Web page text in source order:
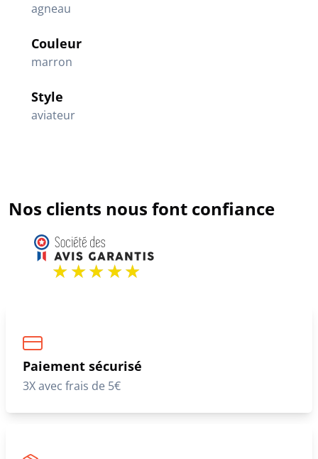
agneau
Couleur
marron
Style
aviateur
Nos clients nous font confiance
Paiement sécurisé
3X avec frais de 5€